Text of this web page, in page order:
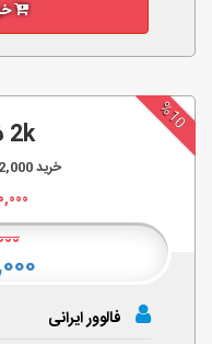
%10
2k فالوور ایرانی
خرید2,000
فالوور ایرانی